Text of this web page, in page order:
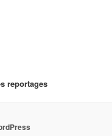
reportages